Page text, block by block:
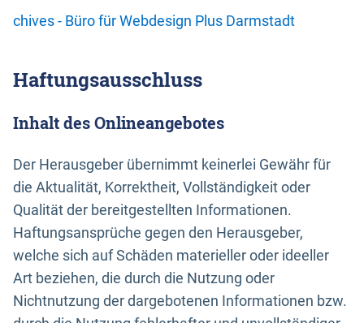
chives - Büro für Webdesign Plus Darmstadt
Haftungsausschluss
Inhalt des Onlineangebotes
Der Herausgeber übernimmt keinerlei Gewähr für
die Aktualität, Korrektheit, Vollständigkeit oder
Qualität der bereitgestellten Informationen.
Haftungsansprüche gegen den Herausgeber,
welche sich auf Schäden materieller oder ideeller
Art beziehen, die durch die Nutzung oder
Nichtnutzung der dargebotenen Informationen bzw.